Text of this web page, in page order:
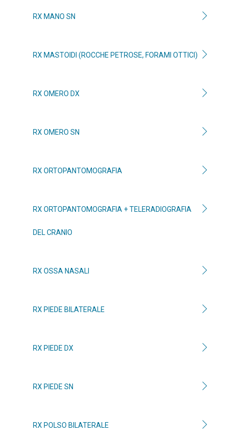
RX MANO SN
RX MASTOIDI (ROCCHE PETROSE, FORAMI OTTICI)
RX OMERO DX
RX OMERO SN
RX ORTOPANTOMOGRAFIA
RX ORTOPANTOMOGRAFIA + TELERADIOGRAFIA
DEL CRANIO
RX OSSA NASALI
RX PIEDE BILATERALE
RX PIEDE DX
RX PIEDE SN
RX POLSO BILATERALE